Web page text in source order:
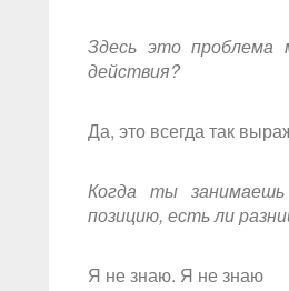
Здесь это проблема
действия?
Да, это всегда так
Когда ты
позицию, есть ли
Я не знаю. Я не знаю